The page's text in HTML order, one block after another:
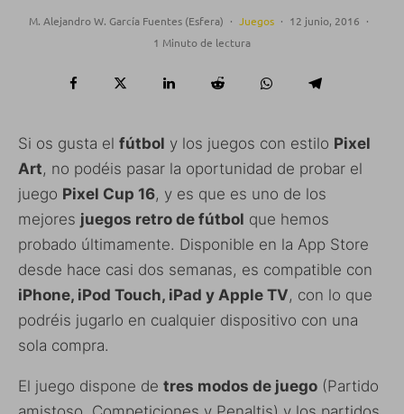
M. Alejandro W. García Fuentes (Esfera) · Juegos · 12 junio, 2016 ·
1 Minuto de lectura
Si os gusta el fútbol y los juegos con estilo Pixel
Art, no podéis pasar la oportunidad de probar el
juego Pixel Cup 16, y es que es uno de los
mejores juegos retro de fútbol que hemos
probado últimamente. Disponible en la App Store
desde hace casi dos semanas, es compatible con
iPhone, iPod Touch, iPad y Apple TV, con lo que
podréis jugarlo en cualquier dispositivo con una
sola compra.
El juego dispone de tres modos de juego (Partido